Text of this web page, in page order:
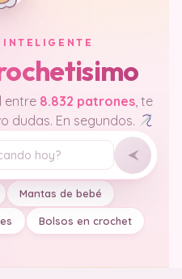
INTELIGENTE
entre 8.832 patrones, te
dudas. En segundos.
Mantas de bebé
Bolsos en crochet